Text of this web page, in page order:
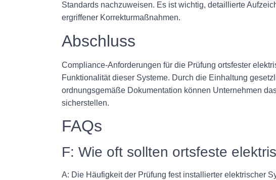
Standards nachzuweisen. Es ist wichtig, detaillierte
ergriffener Korrekturmaßnahmen.
Abschluss
Compliance-Anforderungen für die Prüfung ortsfester
Funktionalität dieser Systeme. Durch die Einhaltung
ordnungsgemäße Dokumentation können Unternehmen
sicherstellen.
FAQs
F: Wie oft sollten ortsfeste
A: Die Häufigkeit der Prüfung fest installierter elektrischer